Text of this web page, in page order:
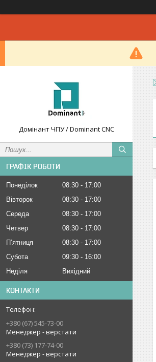
Домінант ЧПУ / Dominant CNC
ГРАФІК РОБОТИ
Понеділок 08:30
17:00
Вівторок
08:30
17:00
Середа
08:30
17:00
Четвер
08:30
17:00
Пʼятниця
08:30
17:00
Субота
09:30
16:00
Неділя
Вихідний
КОНТАКТИ
+380 (67) 545-73-00
Менеджер - верстати
+380 (73) 177-74-00
Менеджер - верстати